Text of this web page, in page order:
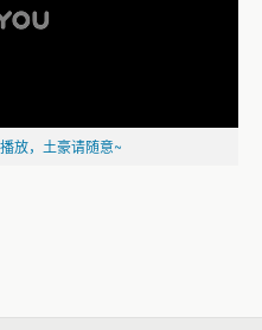
放，土豪请随意~